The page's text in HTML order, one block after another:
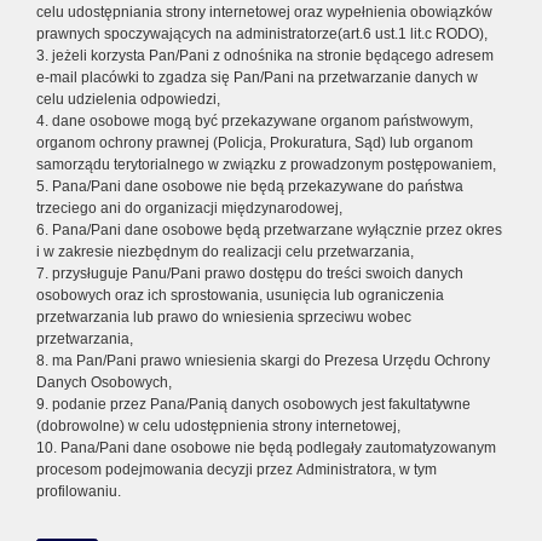
celu udostępniania strony internetowej oraz wypełnienia obowiązków
prawnych spoczywających na administratorze(art.6 ust.1 lit.c RODO),
3. jeżeli korzysta Pan/Pani z odnośnika na stronie będącego adresem
e-mail placówki to zgadza się Pan/Pani na przetwarzanie danych w
celu udzielenia odpowiedzi,
4. dane osobowe mogą być przekazywane organom państwowym,
organom ochrony prawnej (Policja, Prokuratura, Sąd) lub organom
samorządu terytorialnego w związku z prowadzonym postępowaniem,
5. Pana/Pani dane osobowe nie będą przekazywane do państwa
trzeciego ani do organizacji międzynarodowej,
6. Pana/Pani dane osobowe będą przetwarzane wyłącznie przez okres
i w zakresie niezbędnym do realizacji celu przetwarzania,
7. przysługuje Panu/Pani prawo dostępu do treści swoich danych
osobowych oraz ich sprostowania, usunięcia lub ograniczenia
przetwarzania lub prawo do wniesienia sprzeciwu wobec
przetwarzania,
8. ma Pan/Pani prawo wniesienia skargi do Prezesa Urzędu Ochrony
Danych Osobowych,
9. podanie przez Pana/Panią danych osobowych jest fakultatywne
(dobrowolne) w celu udostępnienia strony internetowej,
10. Pana/Pani dane osobowe nie będą podlegały zautomatyzowanym
procesom podejmowania decyzji przez Administratora, w tym
profilowaniu.